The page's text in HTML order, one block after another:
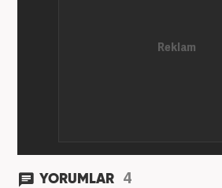
tahrif edilen olguları
YORUMLAR 4